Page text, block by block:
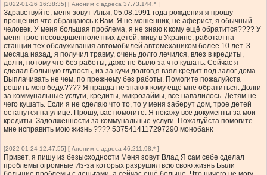
[2022-01-26 16:38:35] [ Аноним с адреса 37.73.144.* ]
Здравствуйте, меня зовут Илья, 05.08.1991 года рождения я прошу
прощения что обращаюсь к Вам. Я не мошенник, не аферист, я обычный
человек. У меня большая проблема, я не знаю к кому ещё обратится???? У
меня трое несовершеннолетних детей, живу в Украине, работал на
станции тех обслуживания автомобилей автомехаником более 10 лет. 3
месяца назад, я получил травму, очень долго лечился, влез в кредиты,
долги, потому что без работы, даже не было за что кушать. Сейчас я
сделал большую глупость, из-за кучи долгов,я взял кредит под залог дома.
Выплачивать не чем, по прежнему без работы. Помогите пожалуйста
решить мою беду.???? Я правда не знаю к кому ещё мне обратиться. Долги
за коммунальные услуги, кредиты, микрозаймы, все навалилось. Детям не
чего кушать. Если я не сделаю что то, то у меня заберут дом, трое детей
останутся на улице. Прошу, вас помогите. Я покажу все документы за мои
кредиты. Задолженности за коммунальные услуги. Пожалуйста помогите
мне исправить мою жизнь ???? 5375414117297290 монобанк
[2022-01-24 12:47:55] [ Аноним с адреса 46.211.98.* ]
Привет, я пишу из безысходности Меня зовут Влад Я сам себе сделал
проблемы огромные Из-за которых разрушил всю свою жизнь Были